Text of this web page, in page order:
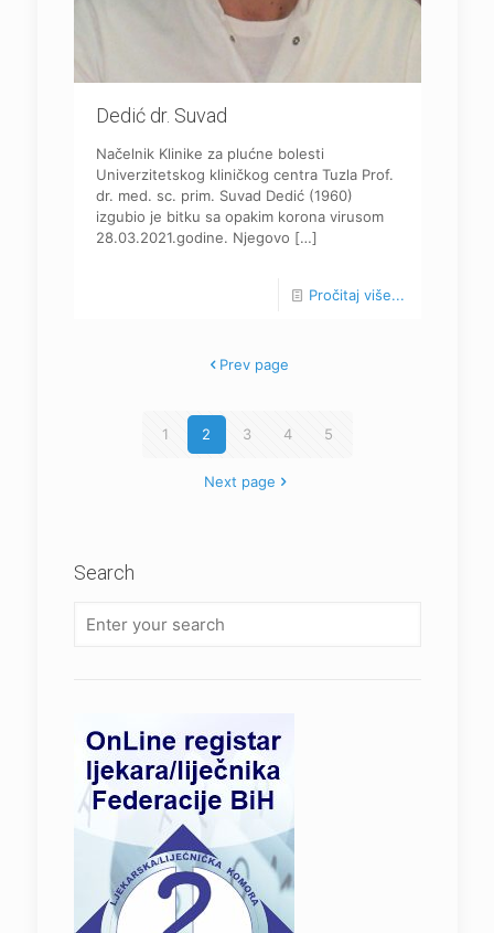
Dedić dr. Suvad
Načelnik Klinike za plućne bolesti
Univerzitetskog kliničkog centra Tuzla Prof.
dr. med. sc. prim. Suvad Dedić (1960)
izgubio je bitku sa opakim korona virusom
28.03.2021.godine. Njegovo […]
Pročitaj više...
Prev page
1 2 3 4 5
Next page
Search